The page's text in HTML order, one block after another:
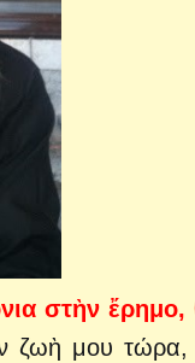
στὴν
ζωὴ μου